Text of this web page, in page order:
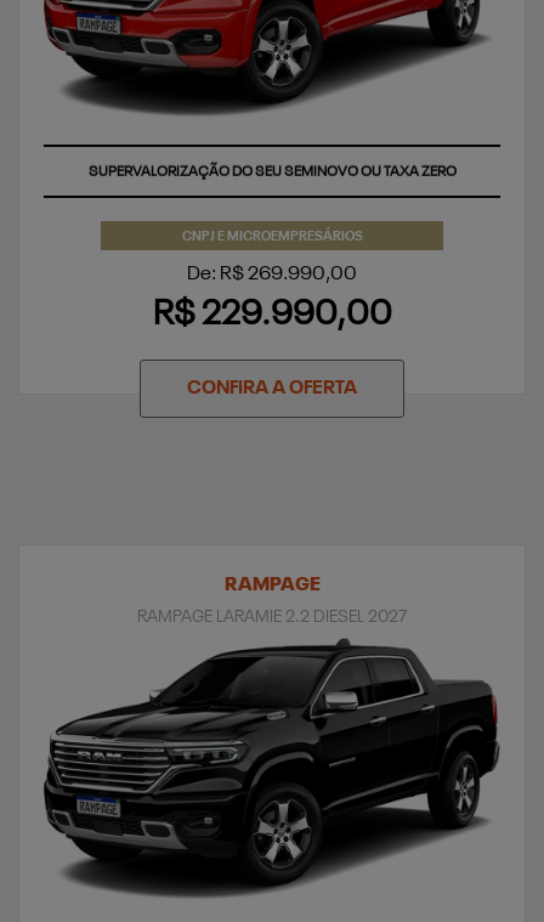
APROVEITE
CNPJ E MICROEMPRESÁRIOS
De: R$ 269.990,00
R$ 229.990,00
CONFIRA A OFERTA
RAMPAGE
RAMPAGE LARAMIE 2.2 DIESEL 2027